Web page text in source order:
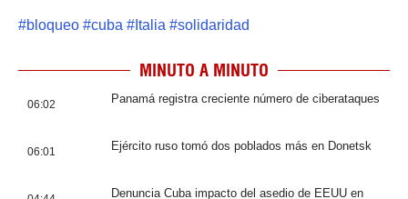
#bloqueo #cuba # Italia #solidaridad
MINUTO A MINUTO
06:02 Panamá registra creciente número de ciberataques
06:01 Ejército ruso tomó dos poblados más en Donetsk
Denuncia Cuba impacto del asedio de EEUU en